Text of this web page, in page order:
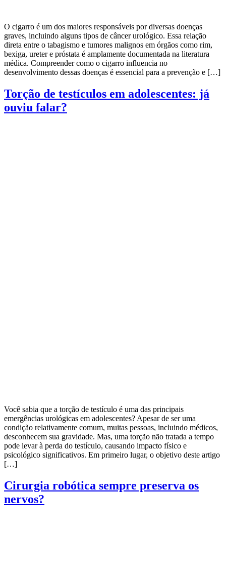
O cigarro é um dos maiores responsáveis por diversas doenças
graves, incluindo alguns tipos de câncer urológico. Essa relação
direta entre o tabagismo e tumores malignos em órgãos como rim,
bexiga, ureter e próstata é amplamente documentada na literatura
médica. Compreender como o cigarro influencia no
desenvolvimento dessas doenças é essencial para a prevenção e […]
Torção de testículos em adolescentes: já
ouviu falar?
Você sabia que a torção de testículo é uma das principais
emergências urológicas em adolescentes? Apesar de ser uma
condição relativamente comum, muitas pessoas, incluindo médicos,
desconhecem sua gravidade. Mas, uma torção não tratada a tempo
pode levar à perda do testículo, causando impacto físico e
psicológico significativos. Em primeiro lugar, o objetivo deste artigo
[…]
Cirurgia robótica sempre preserva os
nervos?